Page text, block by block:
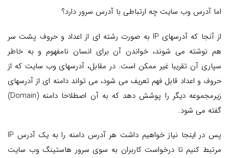
اما آدرس وب سایت چه ارتباطی با آدرس سرور دارد؟
از آنجا که آدرسهای IP به صورت رشته ای از اعداد و حروف پشت سر
هم نوشته می شوند، خواندن آن برای انسان نامفهوم و به خاطر
سپاری آن تقریبا غیر ممکن است. در مقابل، آدرسهای وب سایت که از
حروف و اعداد قابل فهم تعریف می شود، می تواند دامنه ای از آدرسهای
زیرمجموعه دیگر را پوشش دهد که به آن اصطلاحا دامنه (Domain)
گفته می شود.
پس در اینجا نیاز خواهیم داشت هر آدرس دامنه را به یک آدرس IP
مرتبط کنیم تا درخواست کاربران به سوی سرور هاستینگ وب سایت